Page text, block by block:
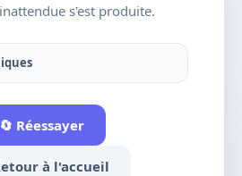
s'est produite.
🔄 Réessayer
à l'accueil